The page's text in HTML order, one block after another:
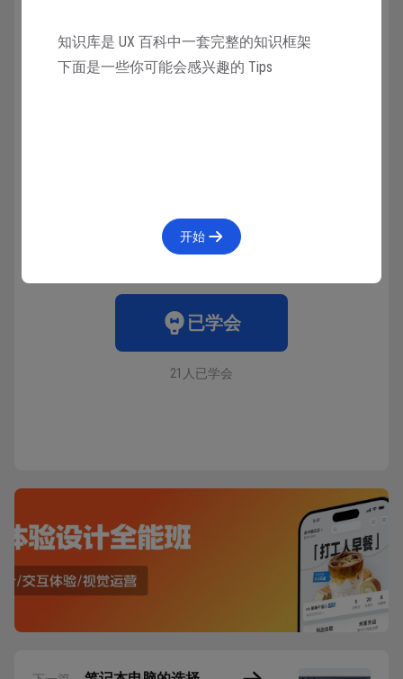
口。
其它的就是根据外观和预算选择具体型号。除非对自己
已学会
21人已学会
知识库是 UX 百科中一套完整的知识框架
下面是一些你可能会感兴趣的 Tips
开始